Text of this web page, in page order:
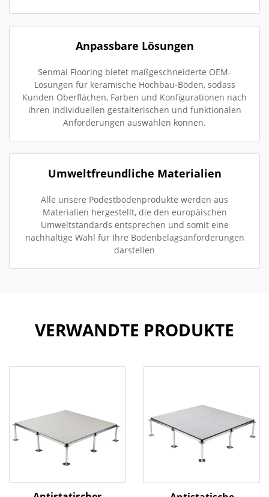
Anpassbare Lösungen
Senmai Flooring bietet maßgeschneiderte OEM-
Lösungen für keramische Hochbau-Böden, sodass
Kunden Oberflächen, Farben und Konfigurationen nach
ihren individuellen gestalterischen und funktionalen
Anforderungen auswählen können.
Umweltfreundliche Materialien
Alle unsere Podestbodenprodukte werden aus
Materialien hergestellt, die den europäischen
Umweltstandards entsprechen und somit eine
nachhaltige Wahl für Ihre Bodenbelagsanforderungen
darstellen
VERWANDTE PRODUKTE